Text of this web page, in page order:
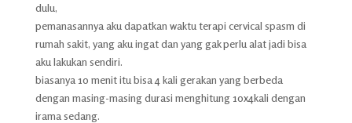
dulu,
pemanasannya aku dapatkan waktu terapi cervical spasm di
rumah sakit, yang aku ingat dan yang gak perlu alat jadi bisa
aku lakukan sendiri.
biasanya 10 menit itu bisa 4 kali gerakan yang berbeda
dengan masing-masing durasi menghitung 10x4kali dengan
irama sedang.